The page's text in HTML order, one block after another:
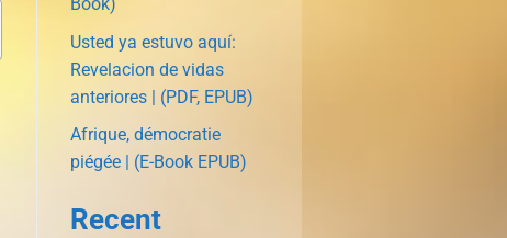
Usted ya estuvo aquí:
Revelacion de vidas
anteriores | (PDF, EPUB)
Afrique, démocratie
piégée | (E-Book EPUB)
Recent